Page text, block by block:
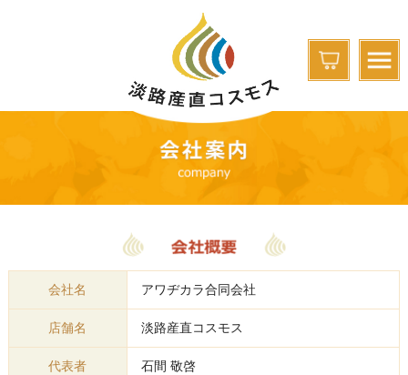
会社名 アワヂカラ合同会社
店舗名 淡路産直コスモス
代表者 石間 敬啓